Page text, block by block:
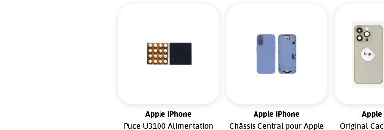
Apple iPhone
Puce U3100 Alimentation
Apple iPhone
Châssis Central pour Apple
Apple
Original